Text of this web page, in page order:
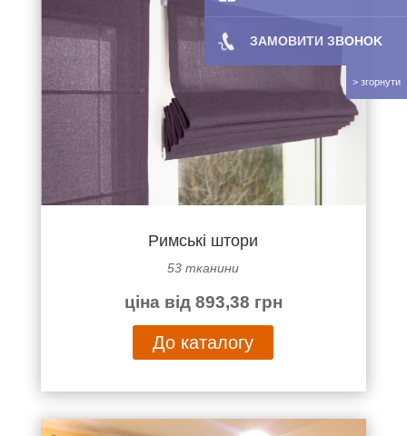
Римські штори
53 тканини
ціна від 893,38 грн
До каталогу
ЗАМОВИТИ ЗBOHOK